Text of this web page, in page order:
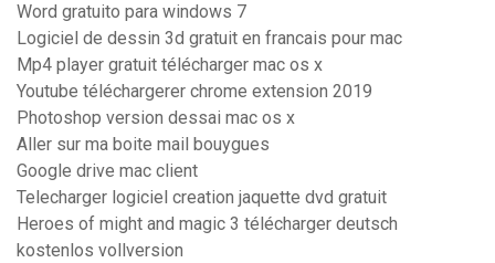
Word gratuito para windows 7
Logiciel de dessin 3d gratuit en francais pour mac
Mp4 player gratuit télécharger mac os x
Youtube téléchargerer chrome extension 2019
Photoshop version dessai mac os x
Aller sur ma boite mail bouygues
Google drive mac client
Telecharger logiciel creation jaquette dvd gratuit
Heroes of might and magic 3 télécharger deutsch
kostenlos vollversion